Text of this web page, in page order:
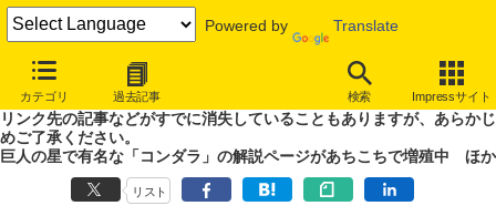
Powered by Translate
カテゴリ 過去記事 検索 Impressサイト
やじうまWatch
噂あり、未確認情報ありのやじうまWatch。
リンク先の記事などがすでに消失していることもありますが、あらかじ
めご了承ください。
巨人の星で有名な「コンダラ」の解説ページがあちこちで増殖中 ほか
リスト